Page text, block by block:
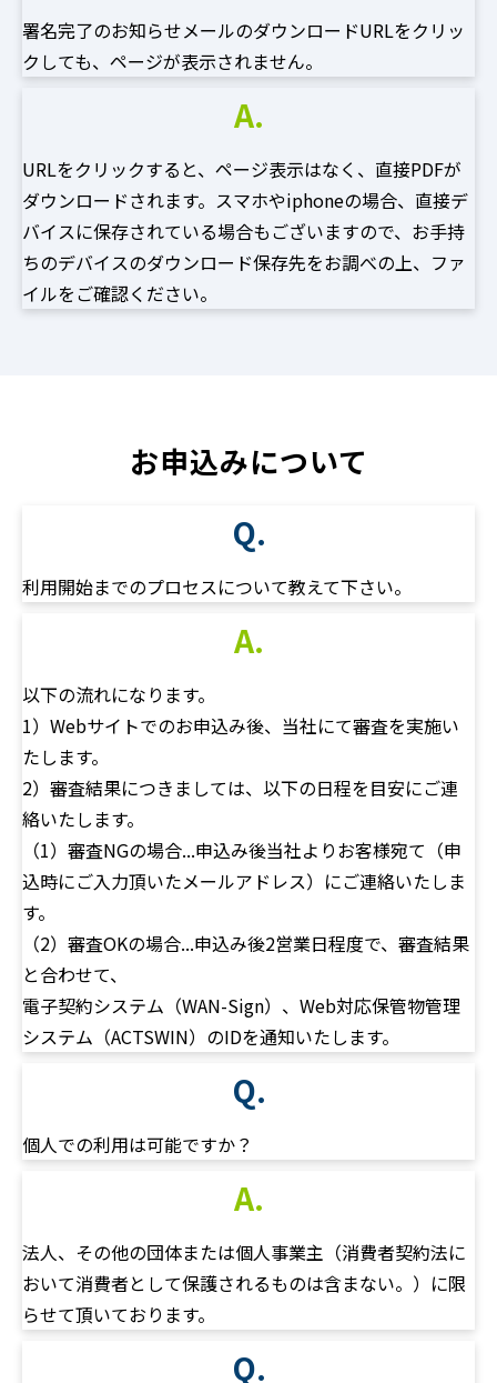
署名完了のお知らせメールのダウンロードURLをクリッ
クしても、ページが表示されません。
A.
URLをクリックすると、ページ表示はなく、直接PDFが
ダウンロードされます。スマホやiphoneの場合、直接デ
バイスに保存されている場合もございますので、お手持
ちのデバイスのダウンロード保存先をお調べの上、ファ
イルをご確認ください。
お申込みについて
Q.
利用開始までのプロセスについて教えて下さい。
A.
以下の流れになります。
1）Webサイトでのお申込み後、当社にて審査を実施い
たします。
2）審査結果につきましては、以下の日程を目安にご連
絡いたします。
（1）審査NGの場合...申込み後当社よりお客様宛て（申
込時にご入力頂いたメールアドレス）にご連絡いたしま
す。
（2）審査OKの場合...申込み後2営業日程度で、審査結果
と合わせて、
電子契約システム（WAN-Sign）、Web対応保管物管理
システム（ACTSWIN）のIDを通知いたします。
Q.
個人での利用は可能ですか？
A.
法人、その他の団体または個人事業主（消費者契約法に
おいて消費者として保護されるものは含まない。）に限
らせて頂いております。
Q.